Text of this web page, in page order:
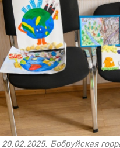
20.02.2025. Бобруйская